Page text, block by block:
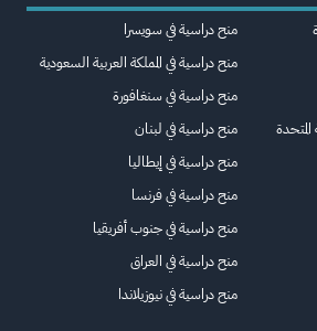
منح دراسية في سويسرا
منح دراسية في المملكة العربية السعودية
منح دراسية في سنغافورة
منح دراسية في لبنان
منح دراسية في إيطاليا
منح دراسية في فرنسا
منح دراسية في جنوب أفريقيا
منح دراسية في العراق
منح دراسية في نيوزيلاندا